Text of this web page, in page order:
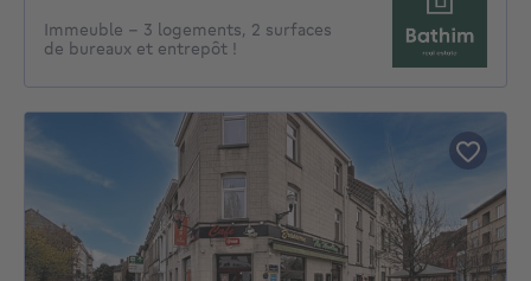
Immeuble - 3 logements, 2 surfaces
de bureaux et entrepôt !